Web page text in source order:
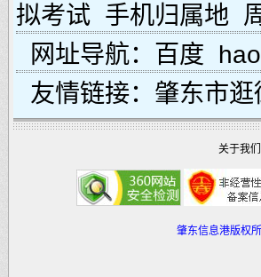
拟考试 手机归属地
网址导航： 百度
友情链接： 肇东市逛
关于我们
肇东信息港版权